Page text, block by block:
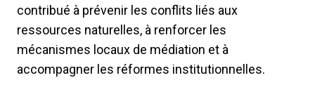
contribué à prévenir les conflits liés aux
ressources naturelles, à renforcer les
mécanismes locaux de médiation et à
accompagner les réformes institutionnelles.